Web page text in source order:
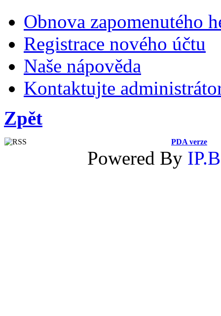
Obnova zapomenutého
Registrace nového účtu
Naše nápověda
Kontaktujte
Zpět
PDA verze
Powered By